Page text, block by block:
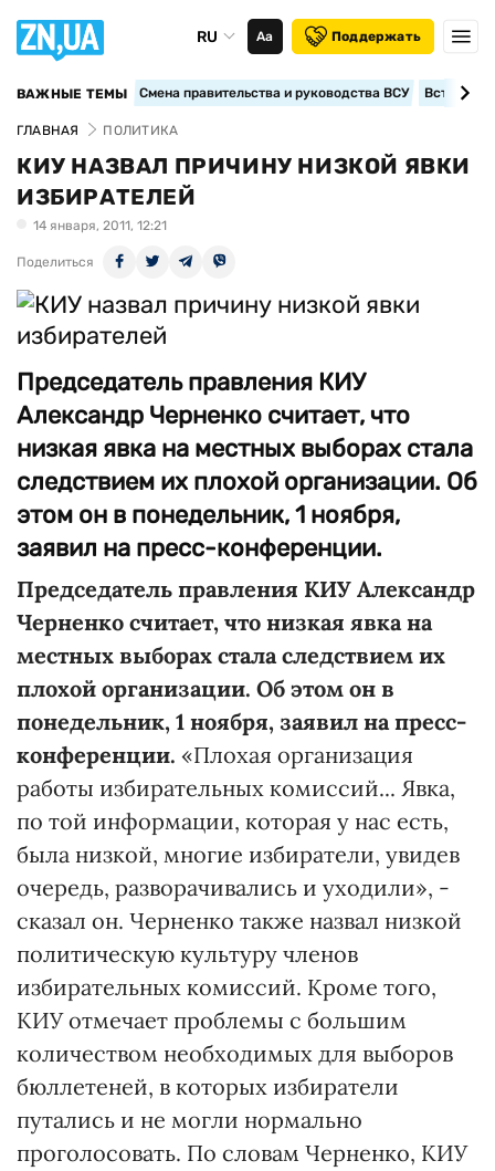
RU Аа Поддержать
ВАЖНЫЕ ТЕМЫ Смена правительства и руководства ВСУ
ГЛАВНАЯ ПОЛИТИКА
КИУ НАЗВАЛ ПРИЧИНУ НИЗКОЙ ЯВКИ
ИЗБИРАТЕЛЕЙ
14 января, 2011, 12:21
Поделиться
Председатель правления КИУ
Александр Черненко считает, что
низкая явка на местных выборах стала
следствием их плохой организации. Об
этом он в понедельник, 1 ноября,
заявил на пресс-конференции.
Председатель правления КИУ Александр
Черненко считает, что низкая явка на
местных выборах стала следствием их
плохой организации. Об этом он в
понедельник, 1 ноября, заявил на пресс-
конференции. «Плохая организация
работы избирательных комиссий... Явка,
по той информации, которая у нас есть,
была низкой, многие избиратели, увидев
очередь, разворачивались и уходили», -
сказал он. Черненко также назвал низкой
политическую культуру членов
избирательных комиссий. Кроме того,
КИУ отмечает проблемы с большим
количеством необходимых для выборов
бюллетеней, в которых избиратели
путались и не могли нормально
проголосовать. По словам Черненко, КИУ